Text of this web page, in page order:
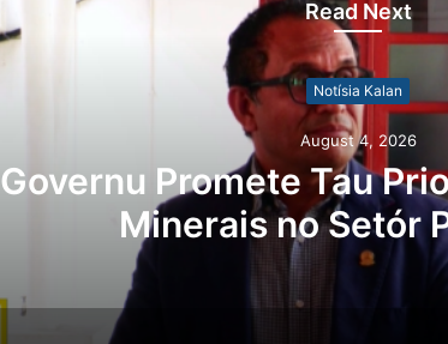
Read Next
Notísia Kalan
August 4, 2026
Governu Promete Tau
Minerais no Setór